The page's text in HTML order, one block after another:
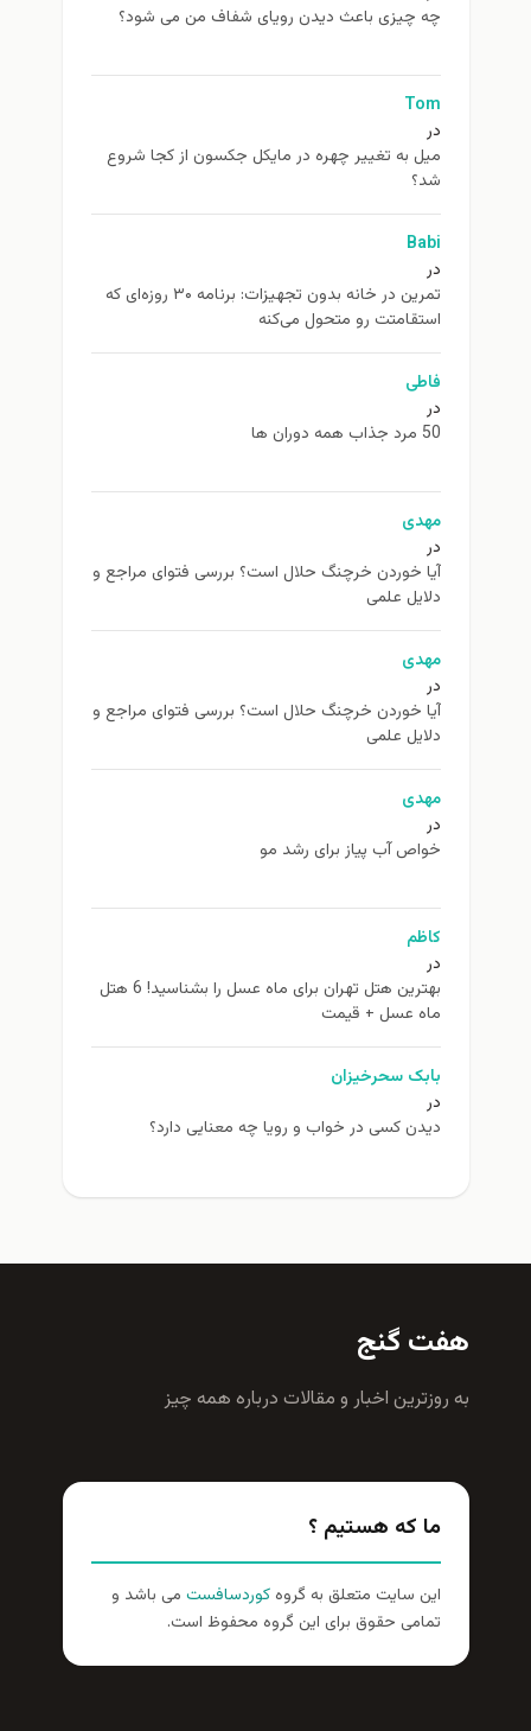
چه چیزی باعث دیدن رویای شفاف من می شود؟
Tom
در
ميل به تغيير چهره در مایکل جکسون از كجا شروع
شد؟
Babi
در
تمرین در خانه بدون تجهیزات: برنامه ۳۰ روزه‌ای که
استقامتت رو متحول می‌کنه
فاطی
در
50 مرد جذاب همه دوران ها
مهدی
در
آیا خوردن خرچنگ حلال است؟ بررسی فتوای مراجع و
دلایل علمی
مهدی
در
آیا خوردن خرچنگ حلال است؟ بررسی فتوای مراجع و
دلایل علمی
مهدی
در
خواص آب پیاز برای رشد مو
کاظم
در
بهترین هتل تهران برای ماه عسل را بشناسید! 6 هتل
ماه عسل + قیمت
بابک سحرخیزان
در
دیدن کسی در خواب و رویا چه معنایی دارد؟
هفت گنج
به روزترين اخبار و مقالات درباره همه چيز
ما که هستیم ؟
این سایت متعلق به گروهکوردسافست می باشد و
تمامی حقوق برای این گروه محفوظ است.